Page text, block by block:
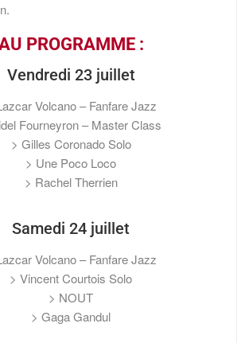
PROGRAMME :
Vendredi 23 juillet
Volcano – Fanfare Jazz
Fourneyron – Master Class
> Gilles Coronado Solo
> Une Poco Loco
> Rachel Therrien
Samedi 24 juillet
Volcano – Fanfare Jazz
> Vincent Courtois Solo
> NOUT
> Gaga Gandul